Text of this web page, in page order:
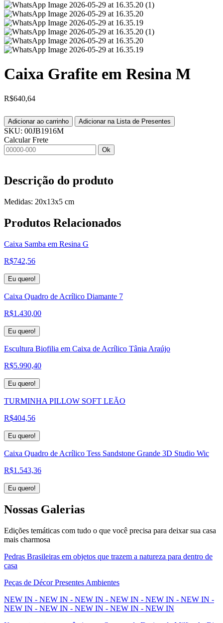
Caixa Grafite em Resina M
R$640,64
Adicionar ao carrinho Adicionar na Lista de Presentes
SKU: 00JB1916M
Calcular Frete
Ok
Descrição do produto
Medidas: 20x13x5 cm
Produtos Relacionados
Caixa Samba em Resina G
R$742,56
Eu quero!
Caixa Quadro de Acrílico Diamante 7
R$1.430,00
Eu quero!
Escultura Biofilia em Caixa de Acrílico Tânia Araújo
R$5.990,40
Eu quero!
TURMINHA PILLOW SOFT LEÃO
R$404,56
Eu quero!
Caixa Quadro de Acrílico Tess Sandstone Grande 3D Studio Wic
R$1.543,36
Eu quero!
Nossas Galerias
Edições temáticas com tudo o que você precisa para deixar sua casa
mais charmosa
Pedras Brasileiras em objetos que trazem a natureza para dentro de
casa
Peças de Décor Presentes Ambientes
NEW IN - NEW IN - NEW IN - NEW IN - NEW IN - NEW IN -
NEW IN - NEW IN - NEW IN - NEW IN - NEW IN